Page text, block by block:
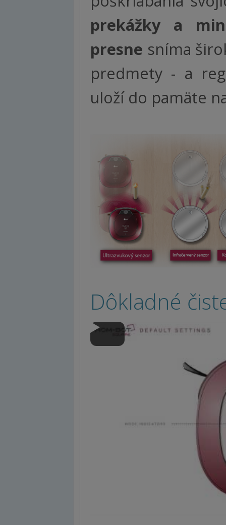
prekážky a
presne sníma
predmety - a
uloží do pamäte
Dôkladné